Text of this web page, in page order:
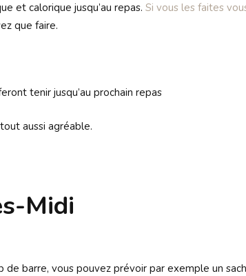
et calorique jusqu’au repas. Si vous les faites
que faire.
tenir jusqu’au prochain repas
aussi agréable.
Midi
barre, vous pouvez prévoir par exemple un